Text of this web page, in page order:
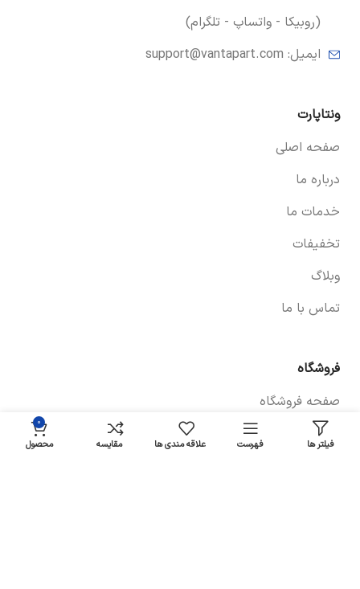
(روبیکا - واتساپ - تلگرام)
ایمیل: support@vantapart.com
ونتاپارت
صفحه اصلی
درباره ما
خدمات ما
تخفیفات
وبلاگ
تماس با ما
فروشگاه
صفحه فروشگاه
شرایط پرداخت و ارسال
فیلتر ها فهرست علاقه مندی ها مقایسه
۰
محصول